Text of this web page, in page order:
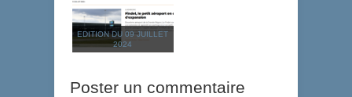
EDITION DU 09 JUILLET
2024
Poster un commentaire